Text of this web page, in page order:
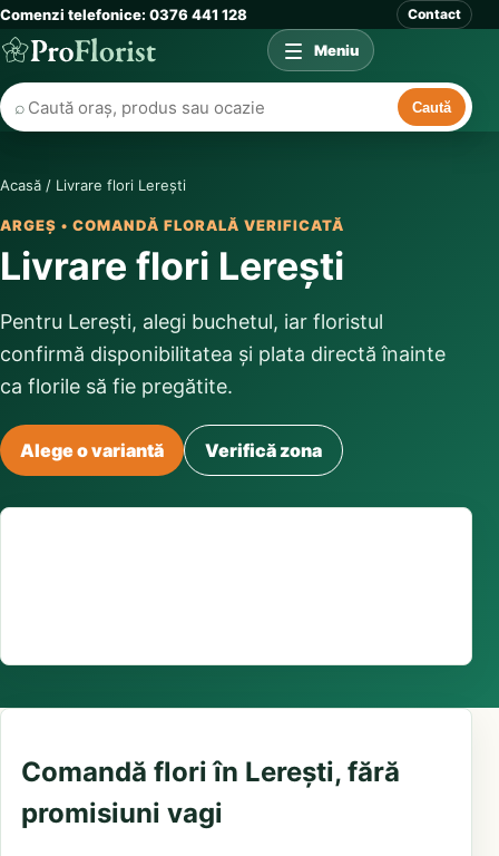
Comenzi telefonice: 0376 441 128 Contact
⌕ Caută
Meniu
Acasă / Livrare flori Lerești
ARGEȘ • COMANDĂ FLORALĂ VERIFICATĂ
Livrare flori Lerești
Pentru Lerești, alegi buchetul, iar floristul
confirmă disponibilitatea și plata directă înainte
ca florile să fie pregătite.
Alege o variantă Verifică zona
Comandă flori în Lerești, fără
promisiuni vagi